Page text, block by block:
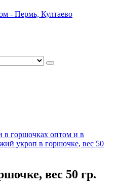
- Пермь, Култаево
в горшочках оптом и в
укроп в горшочке, вес 50
вес 50 гр.